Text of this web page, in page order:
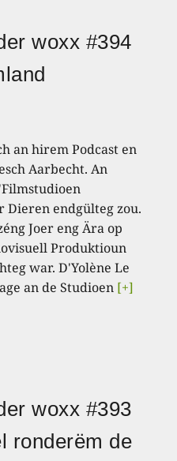
woxx #394
an hirem Podcast en
Aarbecht. An
Dieren endgülteg zou.
Joer eng Ära op
Produktioun
war. D'Yolène Le
an de Studioen [+]
woxx #393
ronderëm de